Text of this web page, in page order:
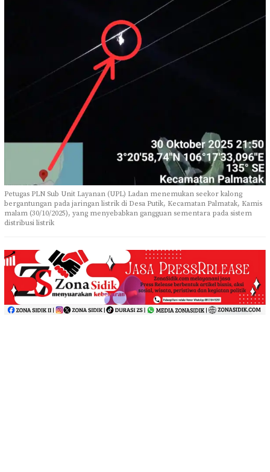
Petugas PLN Sub Unit Layanan (UPL) Ladan menemukan seekor kalong
bergantungan pada jaringan listrik di Desa Putik, Kecamatan Palmatak, Kamis
malam (30/10/2025), yang menyebabkan gangguan sementara pada sistem
distribusi listrik